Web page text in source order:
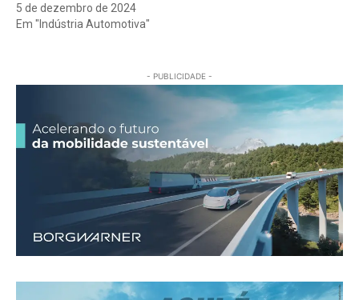
5 de dezembro de 2024
Em "Indústria Automotiva"
- PUBLICIDADE -